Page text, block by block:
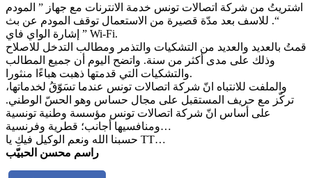
اشتريتُ من شركة اتصالات تونس خدمة الانترنات مع جهاز ” المودم
“. للاسف بعد مدّة قصيرة من الاستعمال توقف المودم عن بث
إشارة الواي فاي ” Wi-Fi.
قمتُ بالعديد والعديد من التشكيات والتذمر ومطالب التدخل للاصلاح
وذلك على مدى أكثر من سنة. واتضح اليوم أن جميع المطالب
والتشكيات التي قدمتها ذهبت هباءًا منثورا.
والملفت للانتباه انّ شركة اتصالات تونس عندما تسَوّقُ لخدماتها،
تركّز مع حريف المستقبل على مجال حساس وهو الحسّ الوطني.
على أساس انّ شركة اتصالات تونس مؤسسة وطنية تونسية
ومنافسيها أجانب؛ قطرية وفرنسية…
حسبنا الله ونعم الوكيل فيكِ يا TT…